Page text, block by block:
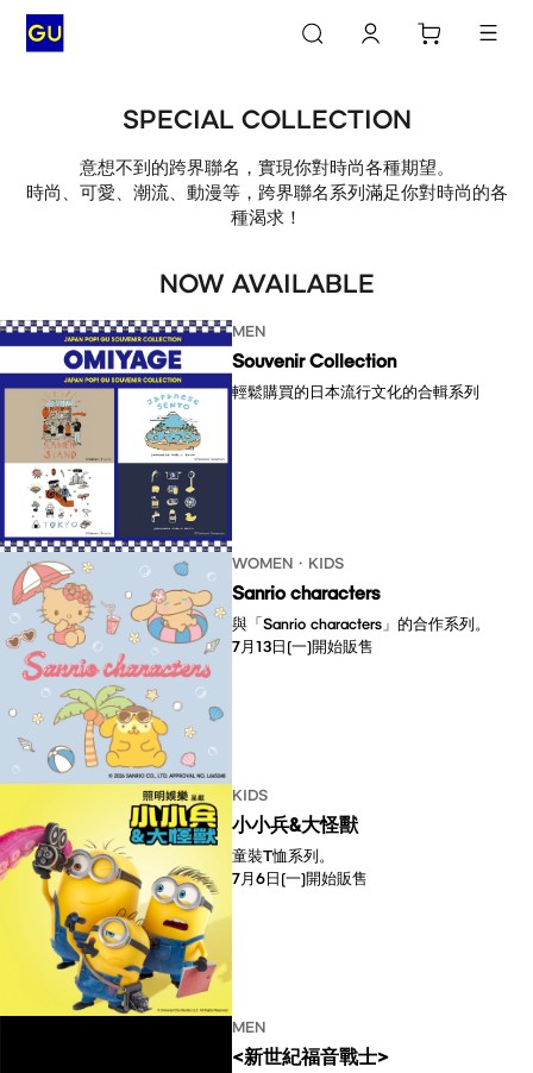
SPECIAL COLLECTION
意想不到的跨界聯名，實現你對時尚各種期望。
時尚、可愛、潮流、動漫等，跨界聯名系列滿足你對時尚的各
種渴求！
NOW AVAILABLE
MEN
Souvenir Collection
輕鬆購買的日本流行文化的合輯系列
WOMEN・KIDS
Sanrio characters
與「Sanrio characters」的合作系列。​ ​​
7月13日(一)開始販售 ​​​​​​​
KIDS
小小兵&大怪獸
童裝T恤系列。
7月6日(一)開始販售
MEN
<新世紀福音戰士>